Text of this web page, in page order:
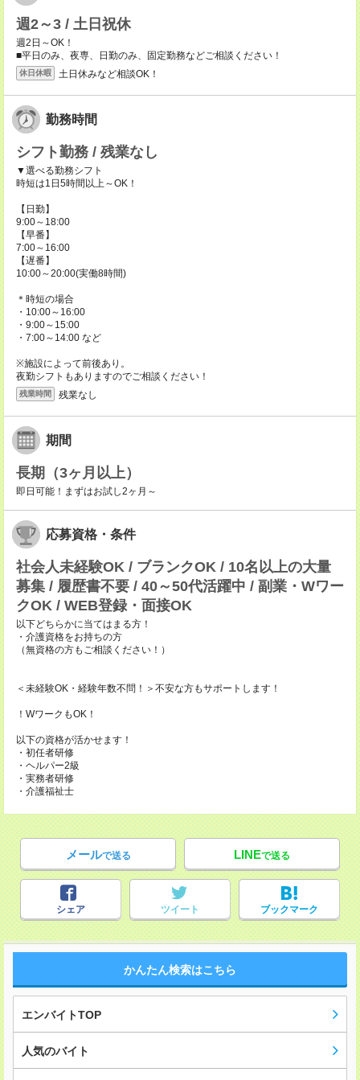
週2～3 / 土日祝休
週2日～OK！
■平日のみ、夜専、日勤のみ、固定勤務などご相談ください！
休日休暇 土日休みなど相談OK！
勤務時間
シフト勤務 / 残業なし
▼選べる勤務シフト
時短は1日5時間以上～OK！
【日勤】
9:00～18:00
【早番】
7:00～16:00
【遅番】
10:00～20:00(実働8時間)
＊時短の場合
・10:00～16:00
・9:00～15:00
・7:00～14:00 など
※施設によって前後あり。
夜勤シフトもありますのでご相談ください！
残業時間 残業なし
期間
長期（3ヶ月以上）
即日可能！まずはお試し2ヶ月～
応募資格・条件
社会人未経験OK / ブランクOK / 10名以上の大量
募集 / 履歴書不要 / 40～50代活躍中 / 副業・Wワー
クOK / WEB登録・面接OK
以下どちらかに当てはまる方！
・介護資格をお持ちの方
（無資格の方もご相談ください！）
＜未経験OK・経験年数不問！＞不安な方もサポートします！
！WワークもOK！
以下の資格が活かせます！
・初任者研修
・ヘルパー2級
・実務者研修
・介護福祉士
メールで送る LINEで送る
シェア ツイート ブックマーク
かんたん検索はこちら
エンバイトTOP
人気のバイト